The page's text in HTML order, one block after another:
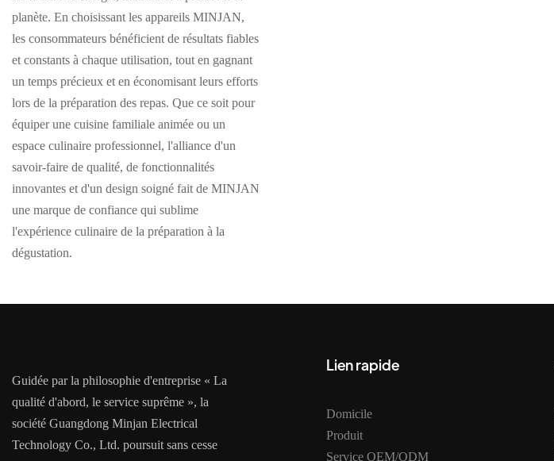
planète. En choisissant les appareils MINJAN,
les consommateurs bénéficient de résultats fiables
et constants à chaque utilisation, tout en gagnant
un temps précieux et en économisant leurs efforts
lors de la préparation des repas. Que ce soit pour
équiper une cuisine familiale animée ou un
espace culinaire professionnel, l'alliance d'un
savoir-faire de qualité, de fonctionnalités
innovantes et d'un design soigné fait de MINJAN
une marque de confiance qui sublime
l'expérience culinaire de la préparation à la
dégustation.
Guidée par la philosophie d'entreprise « La
qualité d'abord, le service suprême », la
société Guangdong Minjan Electrical
Technology Co., Ltd. poursuit sans cesse
Lien rapide
Domicile
Produit
Service OEM/ODM